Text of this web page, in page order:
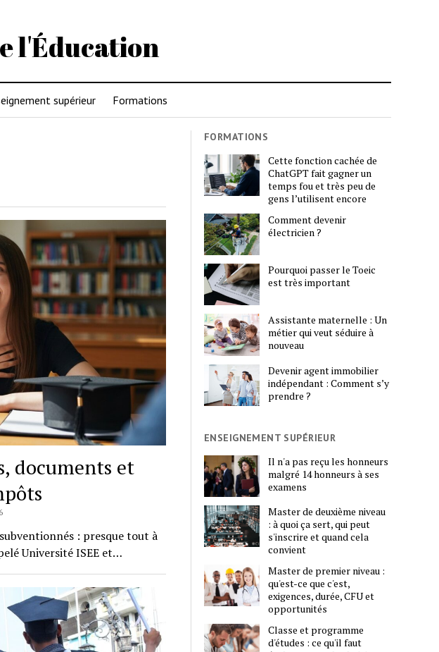
l'Éducation
supérieur Formations
documents et
: presque tout à
Université ISEE et…
FORMATIONS
Cette fonction cachée de
ChatGPT fait gagner un
temps fou et très peu de
gens l’utilisent encore
Comment devenir
électricien ?
Pourquoi passer le Toeic
est très important
Assistante maternelle : Un
métier qui veut séduire à
nouveau
Devenir agent immobilier
indépendant : Comment s’y
prendre ?
ENSEIGNEMENT SUPÉRIEUR
Il n'a pas reçu les honneurs
malgré 14 honneurs à ses
examens
Master de deuxième niveau
: à quoi ça sert, qui peut
s'inscrire et quand cela
convient
Master de premier niveau :
qu'est-ce que c'est,
exigences, durée, CFU et
opportunités
Classe et programme
d'études : ce qu'il faut